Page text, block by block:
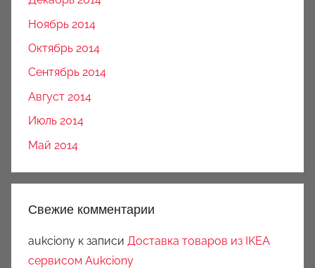
Ноябрь 2014
Октябрь 2014
Сентябрь 2014
Август 2014
Июль 2014
Май 2014
Свежие комментарии
aukciony к записи Доставка товаров из IKEA
сервисом Aukciony